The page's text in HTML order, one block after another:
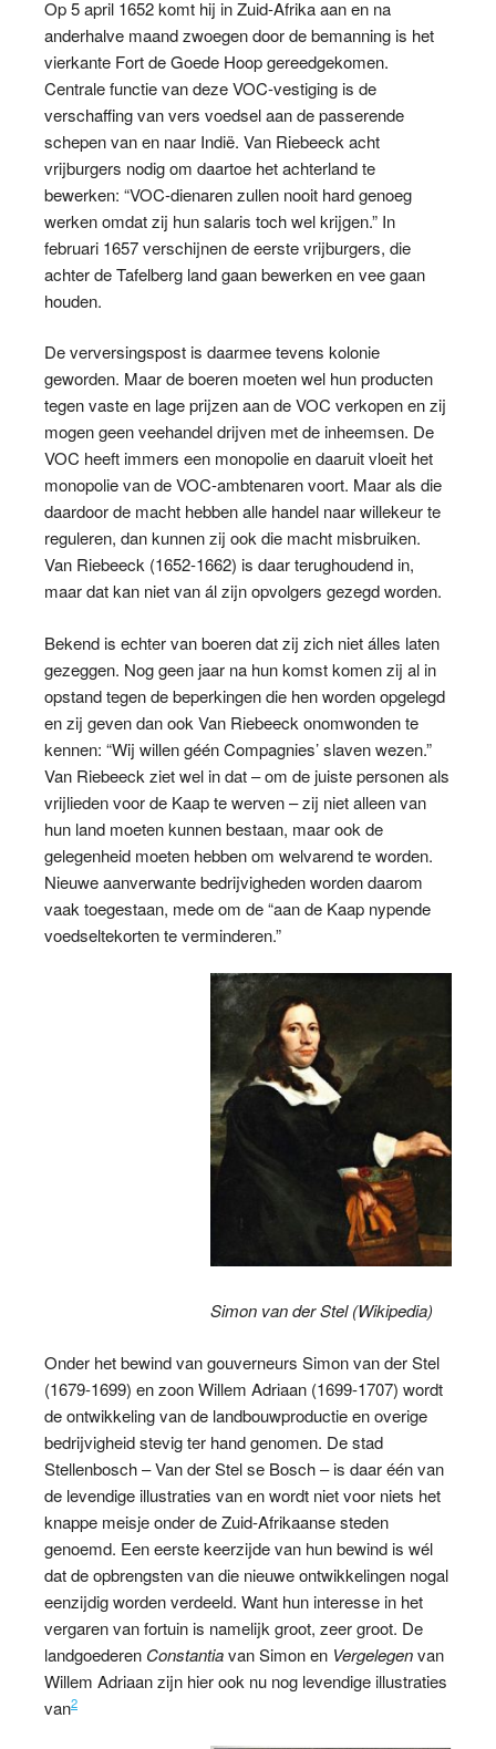
Op 5 april 1652 komt hij in Zuid-Afrika aan en na
anderhalve maand zwoegen door de bemanning is het
vierkante Fort de Goede Hoop gereedgekomen.
Centrale functie van deze VOC-vestiging is de
verschaffing van vers voedsel aan de passerende
schepen van en naar Indië. Van Riebeeck acht
vrijburgers nodig om daartoe het achterland te
bewerken: “VOC-dienaren zullen nooit hard genoeg
werken omdat zij hun salaris toch wel krijgen.” In
februari 1657 verschijnen de eerste vrijburgers, die
achter de Tafelberg land gaan bewerken en vee gaan
houden.
De verversingspost is daarmee tevens kolonie
geworden. Maar de boeren moeten wel hun producten
tegen vaste en lage prijzen aan de VOC verkopen en zij
mogen geen veehandel drijven met de inheemsen. De
VOC heeft immers een monopolie en daaruit vloeit het
monopolie van de VOC-ambtenaren voort. Maar als die
daardoor de macht hebben alle handel naar willekeur te
reguleren, dan kunnen zij ook die macht misbruiken.
Van Riebeeck (1652-1662) is daar terughoudend in,
maar dat kan niet van ál zijn opvolgers gezegd worden.
Bekend is echter van boeren dat zij zich niet álles laten
gezeggen. Nog geen jaar na hun komst komen zij al in
opstand tegen de beperkingen die hen worden opgelegd
en zij geven dan ook Van Riebeeck onomwonden te
kennen: “Wij willen géén Compagnies’ slaven wezen.”
Van Riebeeck ziet wel in dat – om de juiste personen als
vrijlieden voor de Kaap te werven – zij niet alleen van
hun land moeten kunnen bestaan, maar ook de
gelegenheid moeten hebben om welvarend te worden.
Nieuwe aanverwante bedrijvigheden worden daarom
vaak toegestaan, mede om de “aan de Kaap nypende
voedseltekorten te verminderen.”
Simon van der Stel (Wikipedia)
Onder het bewind van gouverneurs Simon van der Stel
(1679-1699) en zoon Willem Adriaan (1699-1707) wordt
de ontwikkeling van de landbouwproductie en overige
bedrijvigheid stevig ter hand genomen. De stad
Stellenbosch – Van der Stel se Bosch – is daar één van
de levendige illustraties van en wordt niet voor niets het
knappe meisje onder de Zuid-Afrikaanse steden
genoemd. Een eerste keerzijde van hun bewind is wél
dat de opbrengsten van die nieuwe ontwikkelingen nogal
eenzijdig worden verdeeld. Want hun interesse in het
vergaren van fortuin is namelijk groot, zeer groot. De
landgoederen Constantiavan Simon en Vergelegenvan
Willem Adriaan zijn hier ook nu nog levendige illustraties
van2